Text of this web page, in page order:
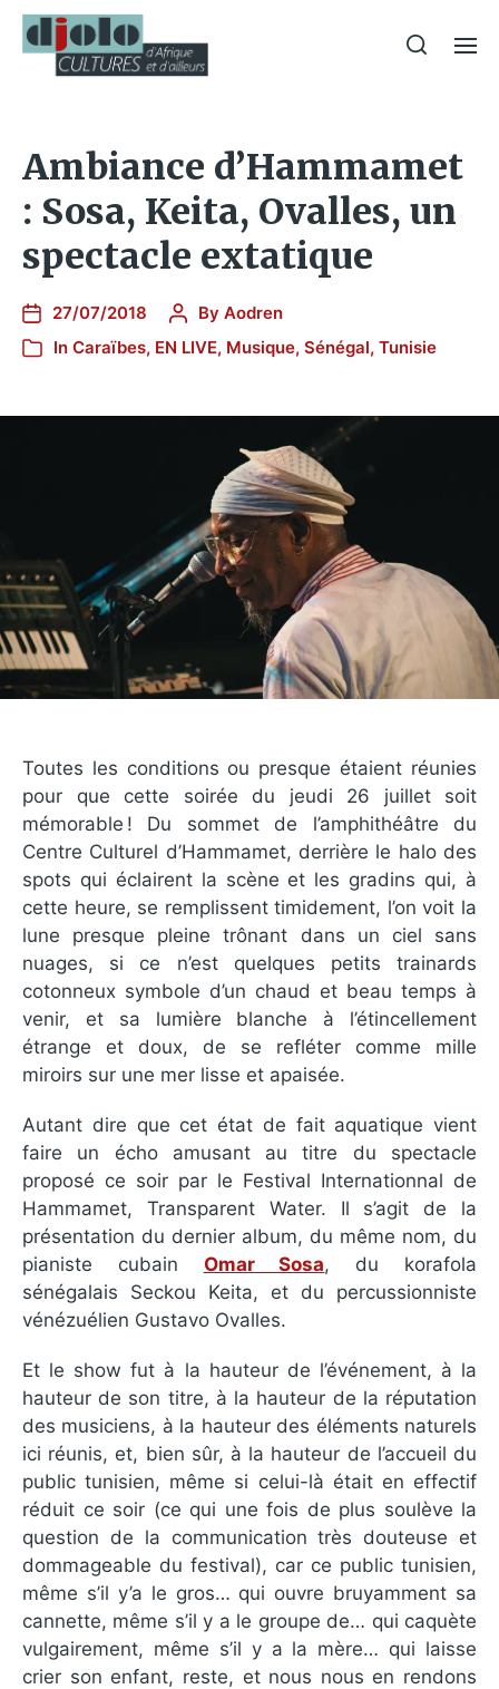
Ambiance d’Hammamet
: Sosa, Keita, Ovalles, un
spectacle extatique
27/07/2018 By Aodren
In Caraïbes, EN LIVE, Musique, Sénégal, Tunisie
Toutes les conditions ou presque étaient réunies
pour que cette soirée du jeudi 26 juillet soit
mémorable ! Du sommet de l’amphithéâtre du
Centre Culturel d’Hammamet, derrière le halo des
spots qui éclairent la scène et les gradins qui, à
cette heure, se remplissent timidement, l’on voit la
lune presque pleine trônant dans un ciel sans
nuages, si ce n’est quelques petits trainards
cotonneux symbole d’un chaud et beau temps à
venir, et sa lumière blanche à l’étincellement
étrange et doux, de se refléter comme mille
miroirs sur une mer lisse et apaisée.
Autant dire que cet état de fait aquatique vient
faire un écho amusant au titre du spectacle
proposé ce soir par le Festival Internationnal de
Hammamet, Transparent Water. Il s’agit de la
présentation du dernier album, du même nom, du
pianiste cubain Omar Sosa, du korafola
sénégalais Seckou Keita, et du percussionniste
vénézuélien Gustavo Ovalles.
Et le show fut à la hauteur de l’événement, à la
hauteur de son titre, à la hauteur de la réputation
des musiciens, à la hauteur des éléments naturels
ici réunis, et, bien sûr, à la hauteur de l’accueil du
public tunisien, même si celui-là était en effectif
réduit ce soir (ce qui une fois de plus soulève la
question de la communication très douteuse et
dommageable du festival), car ce public tunisien,
même s’il y’a le gros… qui ouvre bruyamment sa
cannette, même s’il y a le groupe de… qui caquète
vulgairement, même s’il y a la mère… qui laisse
crier son enfant, reste, et nous nous en rendons